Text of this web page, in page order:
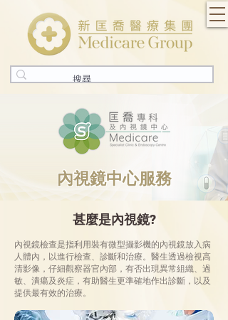
內視鏡中心服務
​甚麼是內視鏡?
內視鏡檢查是指利用裝有微型攝影機的內視鏡放入病
人體內，以進行檢查、診斷和治療。醫生透過檢視高
清影像，仔細觀察器官內部，有否出現異常組織、過
敏、潰瘍及炎症，有助醫生更準確地作出診斷，以及
提供最有效的治療。